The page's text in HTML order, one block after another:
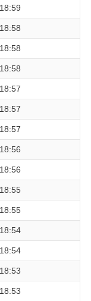
18:59
18:58
18:58
18:58
18:57
18:57
18:57
18:56
18:56
18:55
18:55
18:54
18:54
18:53
18:53